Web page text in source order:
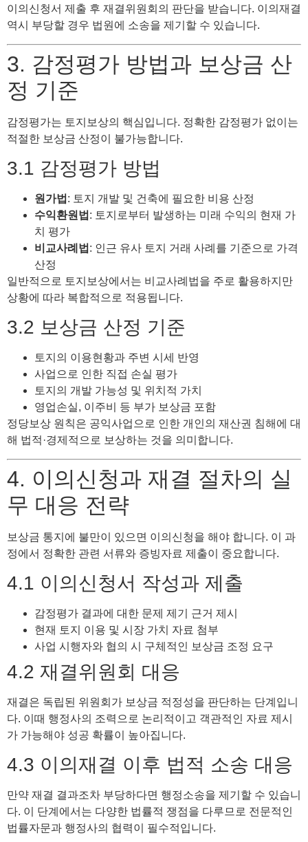
이의신청서 제출 후 재결위원회의 판단을 받습니다. 이의재결
역시 부당할 경우 법원에 소송을 제기할 수 있습니다.
3. 감정평가 방법과 보상금 산
정 기준
감정평가는 토지보상의 핵심입니다. 정확한 감정평가 없이는
적절한 보상금 산정이 불가능합니다.
3.1 감정평가 방법
원가법 : 토지 개발 및 건축에 필요한 비용 산정
수익환원법 : 토지로부터 발생하는 미래 수익의 현재 가
치 평가
비교사례법 : 인근 유사 토지 거래 사례를 기준으로 가격
산정
일반적으로 토지보상에서는 비교사례법을 주로 활용하지만
상황에 따라 복합적으로 적용됩니다.
3.2 보상금 산정 기준
토지의 이용현황과 주변 시세 반영
사업으로 인한 직접 손실 평가
토지의 개발 가능성 및 위치적 가치
영업손실, 이주비 등 부가 보상금 포함
정당보상 원칙은 공익사업으로 인한 개인의 재산권 침해에 대
해 법적·경제적으로 보상하는 것을 의미합니다.
4. 이의신청과 재결 절차의 실
무 대응 전략
보상금 통지에 불만이 있으면 이의신청을 해야 합니다. 이 과
정에서 정확한 관련 서류와 증빙자료 제출이 중요합니다.
4.1 이의신청서 작성과 제출
감정평가 결과에 대한 문제 제기 근거 제시
현재 토지 이용 및 시장 가치 자료 첨부
사업 시행자와 협의 시 구체적인 보상금 조정 요구
4.2 재결위원회 대응
재결은 독립된 위원회가 보상금 적정성을 판단하는 단계입니
다. 이때 행정사의 조력으로 논리적이고 객관적인 자료 제시
가 가능해야 성공 확률이 높아집니다.
4.3 이의재결 이후 법적 소송 대응
만약 재결 결과조차 부당하다면 행정소송을 제기할 수 있습니
다. 이 단계에서는 다양한 법률적 쟁점을 다루므로 전문적인
법률자문과 행정사의 협력이 필수적입니다.